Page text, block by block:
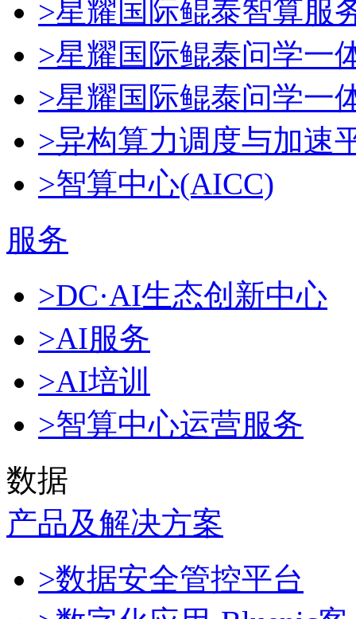
>星耀国际鲲泰智算服
>星耀国际鲲泰问学一
>星耀国际鲲泰问学一
>异构算力调度与加速
>智算中心(AICC)
服务
>DC·AI生态创新中心
>AI服务
>AI培训
>智算中心运营服务
数据
产品及解决方案
>数据安全管控平台